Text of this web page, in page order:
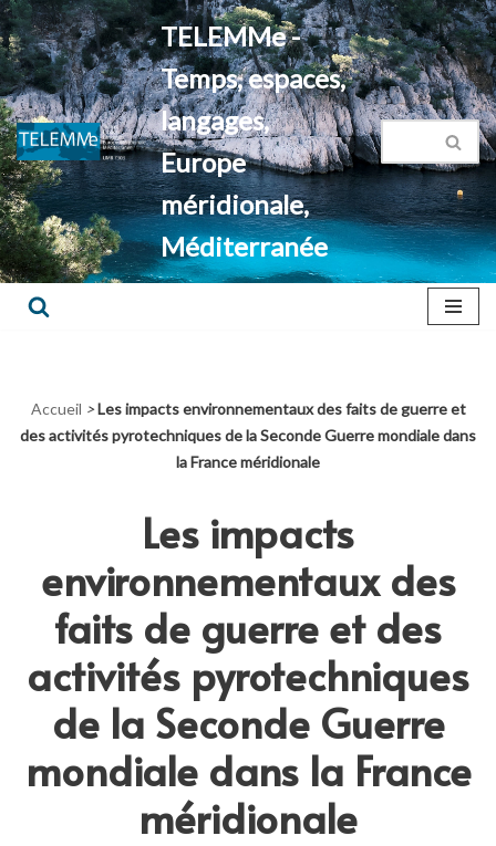
Aller
au
contenu
TELEMMe -
Temps, espaces,
langages,
Europe
méridionale,
Méditerranée
Accueil > Les impacts environnementaux des faits de guerre et
des activités pyrotechniques de la Seconde Guerre mondiale dans
la France méridionale
Les impacts
environnementaux des
faits de guerre et des
activités pyrotechniques
de la Seconde Guerre
mondiale dans la France
méridionale